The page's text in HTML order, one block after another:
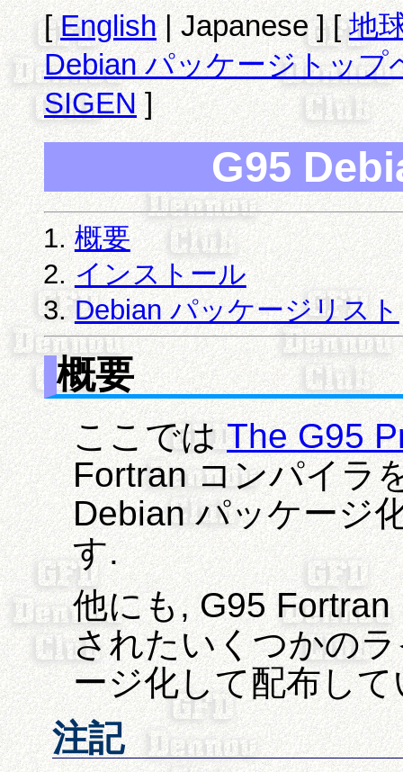
[English| Japanese ] [地
Debian パッケージトップ
SIGEN]
G95
概要
インストール
Debian パッケージリスト
概要
ここではThe G95
Fortran コンパイラ
Debian パッケージ
す.
他にも, G95
されたいくつかの
ージ化して配布し
注記